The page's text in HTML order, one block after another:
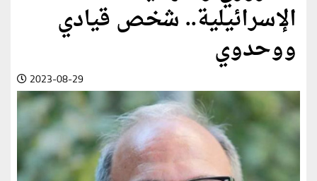
الإسرائيلية.. شخص قيادي
ووحدوي
2023-08-29